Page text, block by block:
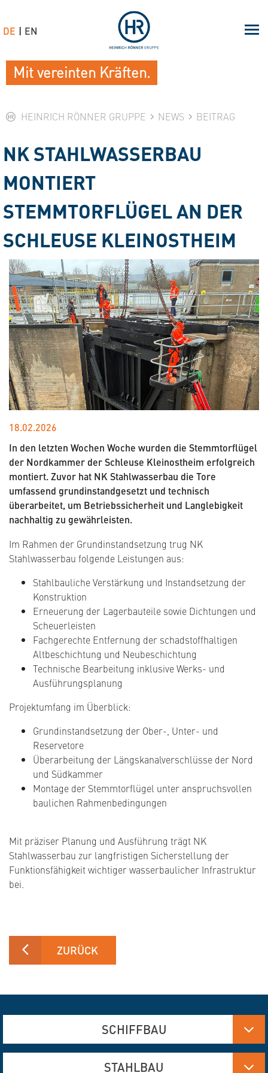
HEINRICH RÖNNER GRUPPE NEWS BEITRAG
NK STAHLWASSERBAU
MONTIERT
STEMMTORFLÜGEL AN DER
SCHLEUSE KLEINOSTHEIM
18.02.2026
In den letzten Wochen Woche wurden die Stemmtorflügel
der Nordkammer der Schleuse Kleinostheim erfolgreich
montiert. Zuvor hat NK Stahlwasserbau die Tore
umfassend grundinstandgesetzt und technisch
überarbeitet, um Betriebssicherheit und Langlebigkeit
nachhaltig zu gewährleisten.
Im Rahmen der Grundinstandsetzung trug NK
Stahlwasserbau folgende Leistungen aus:
Stahlbauliche Verstärkung und Instandsetzung der
Konstruktion
Erneuerung der Lagerbauteile sowie Dichtungen und
Scheuerleisten
Fachgerechte Entfernung der schadstoffhaltigen
Altbeschichtung und Neubeschichtung
Technische Bearbeitung inklusive Werks- und
Ausführungsplanung
Projektumfang im Überblick:
Grundinstandsetzung der Ober-, Unter- und
Reservetore
Überarbeitung der Längskanalverschlüsse der Nord
und Südkammer
Montage der Stemmtorflügel unter anspruchsvollen
baulichen Rahmenbedingungen
Mit präziser Planung und Ausführung trägt NK
Stahlwasserbau zur langfristigen Sicherstellung der
Funktionsfähigkeit wichtiger wasserbaulicher Infrastruktur
bei.
ZURÜCK
SCHIFFBAU
Aluminium-, Edelstahl- und Stahlfertigung
STAHLBAU
Mit vereinten Kräften.
DE EN